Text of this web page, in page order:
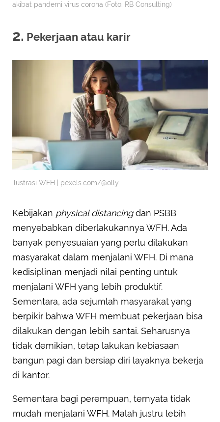
akibat pandemi virus corona (Foto: RB Consulting)
2. Pekerjaan atau karir
ilustrasi WFH | pexels.com/@olly
Kebijakan physical distancingdan PSBB
menyebabkan diberlakukannya WFH. Ada
banyak penyesuaian yang perlu dilakukan
masyarakat dalam menjalani WFH. Di mana
kedisiplinan menjadi nilai penting untuk
menjalani WFH yang lebih produktif.
Sementara, ada sejumlah masyarakat yang
berpikir bahwa WFH membuat pekerjaan bisa
dilakukan dengan lebih santai. Seharusnya
tidak demikian, tetap lakukan kebiasaan
bangun pagi dan bersiap diri layaknya bekerja
di kantor.
Sementara bagi perempuan, ternyata tidak
mudah menjalani WFH. Malah justru lebih